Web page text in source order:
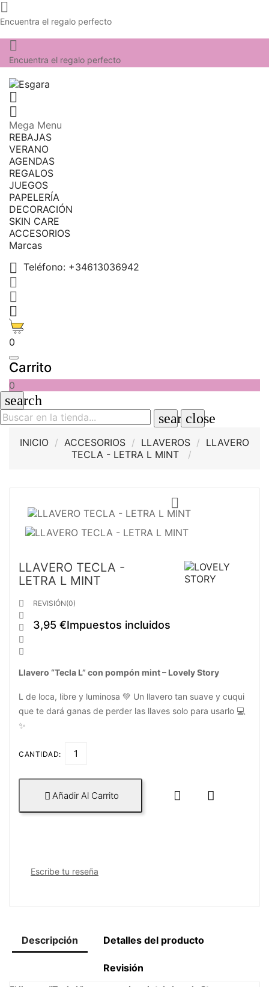

Encuentra el regalo perfecto

Encuentra el regalo perfecto


Mega Menu
REBAJAS
VERANO
AGENDAS
REGALOS
JUEGOS
PAPELERÍA
DECORACIÓN
SKIN CARE
ACCESORIOS
Marcas
 Teléfono: +34613036942



0
Carrito
0
search
searchclose
INICIO ACCESORIOS LLAVEROS
LLAVERO
TECLA - LETRA L MINT

LLAVERO TECLA -
LETRA L MINT





REVISIÓN(0)
3,95 €Impuestos incluidos
Llavero “Tecla L” con pompón mint – Lovely Story
L de loca, libre y luminosa 💚 Un llavero tan suave y cuqui
que te dará ganas de perder las llaves solo para usarlo 💻
✨
CANTIDAD:
 Añadir Al Carrito  
Escribe tu reseña
Descripción Detalles del producto
Revisión